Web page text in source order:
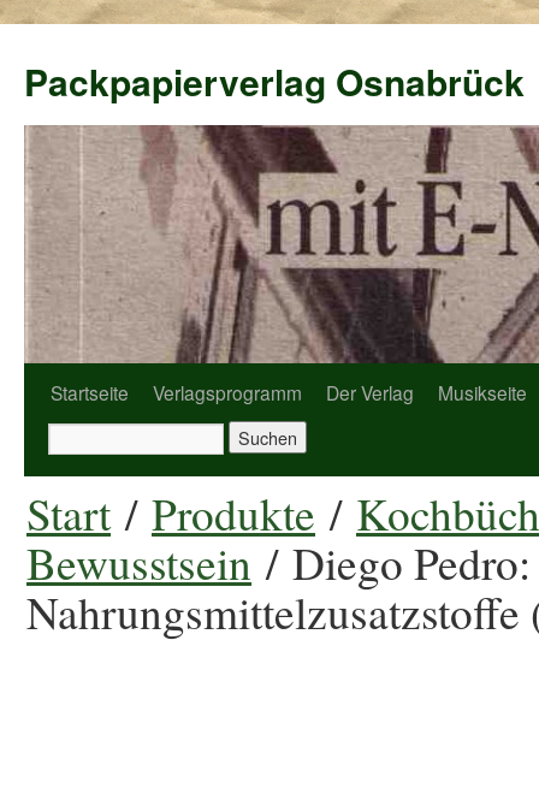
Packpapierverlag Osnabrück
Startseite Verlagsprogramm Der Verlag Musikseite
Start/ Produkte /
Bewusstsein / Diego
Nahrungsmittelzusatzstoffe